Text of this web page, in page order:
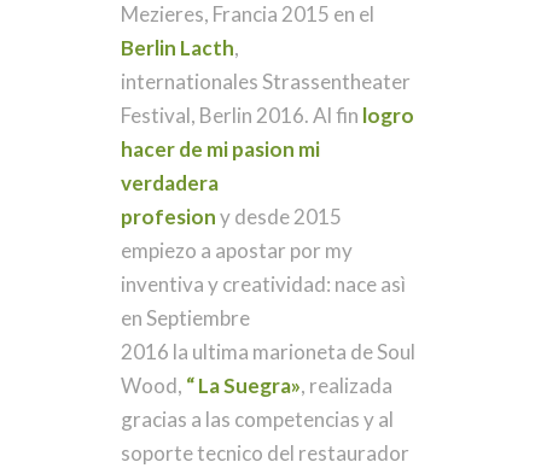
Mezieres, Francia 2015 en el
Berlin Lacth,
internationales Strassentheater
Festival, Berlin 2016. Al fin logro
hacer de mi pasion mi
verdadera
profesiony desde 2015
empiezo a apostar por my
inventiva y creatividad: nace asì
en Septiembre
2016 la ultima marioneta de Soul
Wood, “ La Suegra», realizada
gracias a las competencias y al
soporte tecnico del restaurador